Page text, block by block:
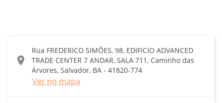
location_on
Rua FREDERICO SIMÕES, 98, EDIFICIO ADVANCED
TRADE CENTER 7 ANDAR, SALA 711, Caminho das
Árvores, Salvador, BA - 41820-774
Ver no mapa